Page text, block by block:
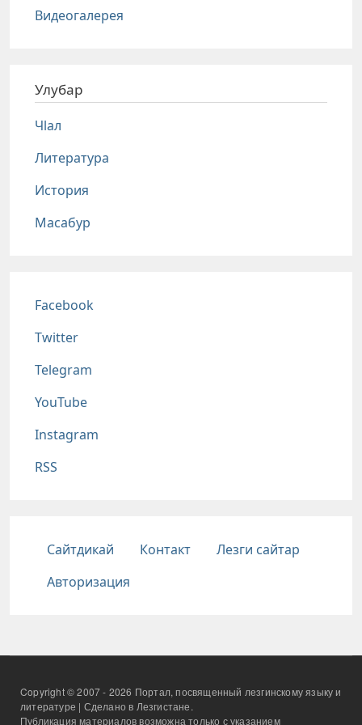
Видеогалерея
Улубар
Чlал
Литература
История
Масабур
Соц сети
Facebook
Twitter
Telegram
YouTube
Instagram
RSS
Подвал
Сайтдикай Контакт
Лезги сайтар
Авторизация
Copyright © 2007 - 2026 Портал, посвященный лезгинскому языку и
литературе | Сделано в Лезгистане.
Публикация материалов возможна только с указанием